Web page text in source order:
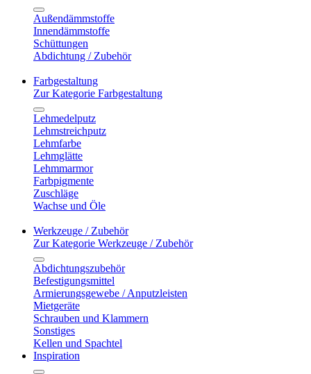
Außendämmstoffe
Innendämmstoffe
Schüttungen
Abdichtung / Zubehör
Farbgestaltung
Zur Kategorie Farbgestaltung
Lehmedelputz
Lehmstreichputz
Lehmfarbe
Lehmglätte
Lehmmarmor
Farbpigmente
Zuschläge
Wachse und Öle
Werkzeuge / Zubehör
Zur Kategorie Werkzeuge / Zubehör
Abdichtungszubehör
Befestigungsmittel
Armierungsgewebe / Anputzleisten
Mietgeräte
Schrauben und Klammern
Sonstiges
Kellen und Spachtel
Inspiration